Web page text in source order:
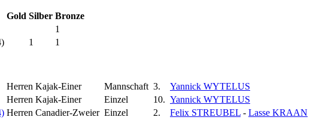
Gold Silber Bronze
1
1 1
Herren Kajak-Einer Mannschaft 3.
Yannick WYTELUS
Herren Kajak-Einer Einzel 10. Yannick WYTELUS
Herren Canadier-Zweier Einzel 2. Felix STREUBEL - Lasse KRAAN